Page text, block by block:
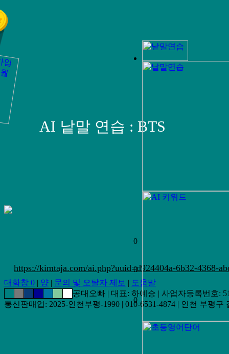
AI 낱말 연습 : BTS
0
0
0
https://kimtaja.com/ai.php?uuid=d924404a-6b32-4368-
대화창 0 | 양 | 문의 및 오탈자 제보 | 도움말
공대오빠 | 대표: 하예승 | 사업자등록번호:
통신판매업: 2025-인천부평-1990 | 010-6531-4874 | 인천 부평구